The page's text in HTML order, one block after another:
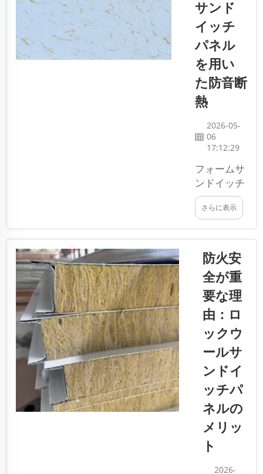
が、正し
く施工す
るにはい
くつかの
手順を守
る必要が
ありま
す。この
ガイドで
は、適切
な金属製
壁面クラ
ッドの選
び方と入
手方法に
ついてご
す…
サンド
イッチ
パネル
を用い
た防音断
熱
2026-05-
06
17:12:29
フォームサ
ンドイッチ
パネルは、
騒音を遮断
このパネル
は、音が室
内に侵入し
たり、室外
へ漏れ出た
りすること
を防ぎま
す。学校、
オフィス、
住宅などの
場所では、
この機能が
非常に重要
です。静寂
が必要な場
所では、フ
さらに表示
防火安
全が重
要な理
由：ロ
ックウ
ールサ
ンドイ
ッチパ
ネルの
メリッ
ト
2026-